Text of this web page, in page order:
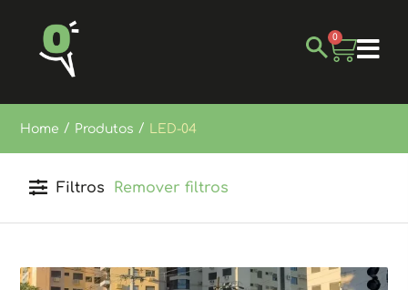
0
Home / Produtos / LED-04
Filtros Remover filtros